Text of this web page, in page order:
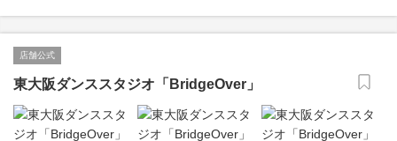
店舗公式
東大阪ダンススタジオ「BridgeOver」